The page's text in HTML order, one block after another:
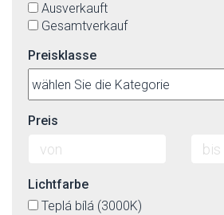
Ausverkauft
Gesamtverkauf
Preisklasse
Preis
Lichtfarbe
Teplá bílá (3000K)